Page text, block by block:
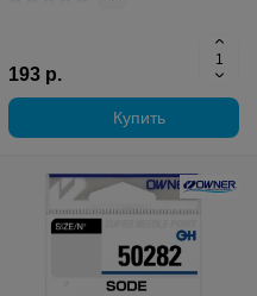
193 р.
Купить